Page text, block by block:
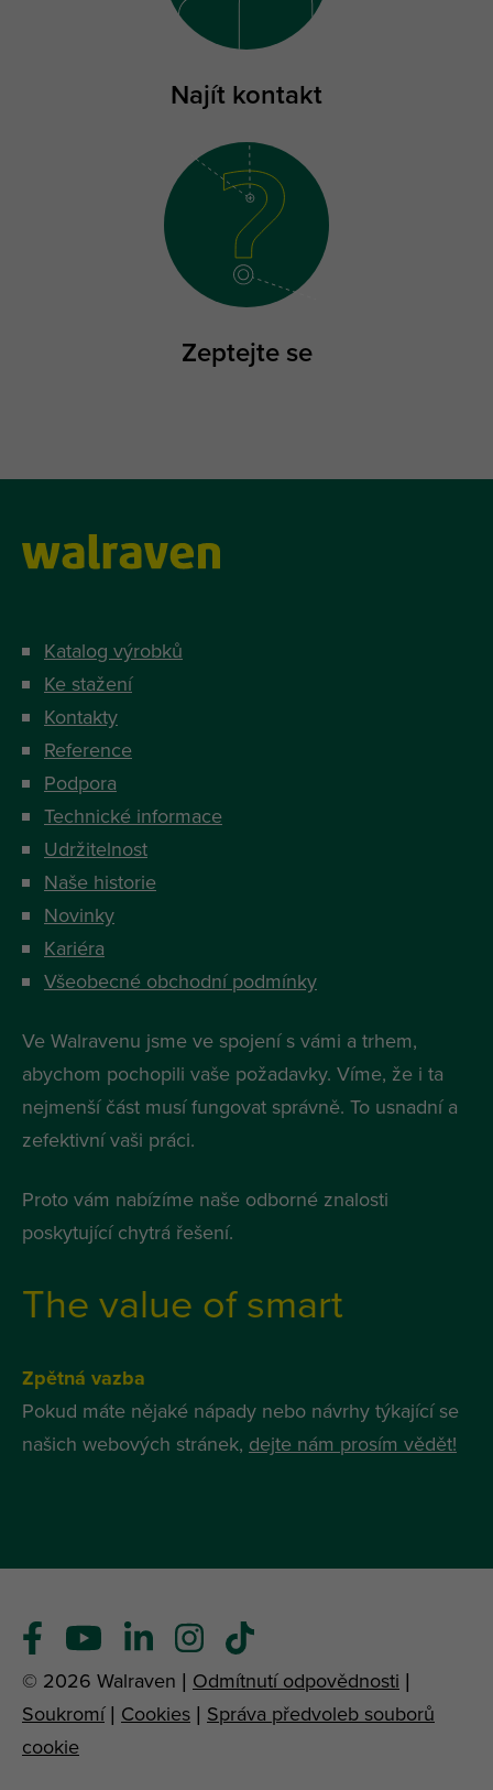
Najít kontakt
Zeptejte se
Katalog výrobků
Ke stažení
Kontakty
Reference
Podpora
Technické informace
Udržitelnost
Naše historie
Novinky
Kariéra
Všeobecné obchodní podmínky
Ve Walravenu jsme ve spojení s vámi a trhem,
abychom pochopili vaše požadavky. Víme, že i ta
nejmenší část musí fungovat správně. To usnadní a
zefektivní vaši práci.
Proto vám nabízíme naše odborné znalosti
poskytující chytrá řešení.
The value of smart
Zpětná vazba
Pokud máte nějaké nápady nebo návrhy týkající se
našich webových stránek, dejte nám prosím vědět!
© 2026 Walraven | Odmítnutí odpovědnosti |
Soukromí| Cookies | Správa předvoleb souborů
cookie